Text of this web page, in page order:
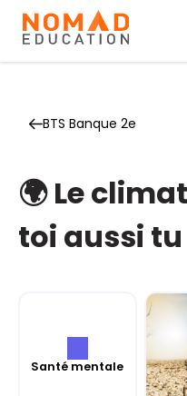
BTS Banque 2e
🌍 Le
toi aussi
Santé mentale